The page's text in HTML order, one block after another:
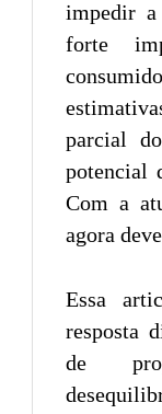
impedir a
forte
parcial
potencial
Com a
agora
Essa
resposta
de